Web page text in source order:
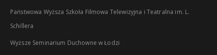
Państwowa Wyższa Szkoła Filmowa Telewizyjna i Teatralna im. L.
Schillera
Wyższe Seminarium Duchowne w Łodzi